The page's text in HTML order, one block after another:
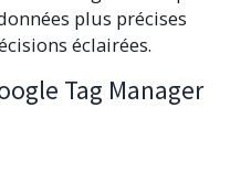
plus précises
éclairées.
Tag Manager